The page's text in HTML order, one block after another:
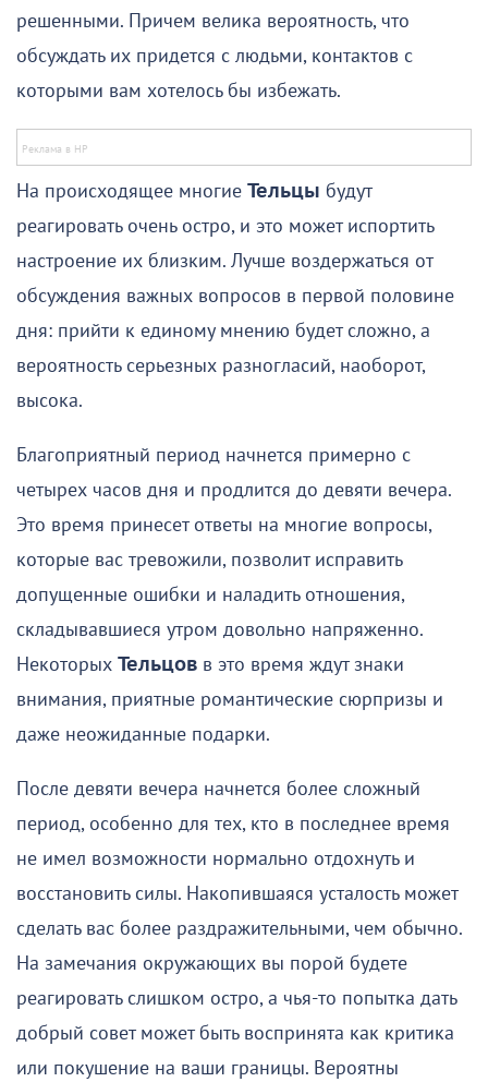
решенными. Причем велика вероятность, что
обсуждать их придется с людьми, контактов с
которыми вам хотелось бы избежать.
На происходящее многие Тельцы будут
реагировать очень остро, и это может испортить
настроение их близким. Лучше воздержаться от
обсуждения важных вопросов в первой половине
дня: прийти к единому мнению будет сложно, а
вероятность серьезных разногласий, наоборот,
высока.
Благоприятный период начнется примерно с
четырех часов дня и продлится до девяти вечера.
Это время принесет ответы на многие вопросы,
которые вас тревожили, позволит исправить
допущенные ошибки и наладить отношения,
складывавшиеся утром довольно напряженно.
Некоторых Тельцов в это время ждут знаки
внимания, приятные романтические сюрпризы и
даже неожиданные подарки.
После девяти вечера начнется более сложный
период, особенно для тех, кто в последнее время
не имел возможности нормально отдохнуть и
восстановить силы. Накопившаяся усталость может
сделать вас более раздражительными, чем обычно.
На замечания окружающих вы порой будете
реагировать слишком остро, а чья-то попытка дать
добрый совет может быть воспринята как критика
или покушение на ваши границы. Вероятны